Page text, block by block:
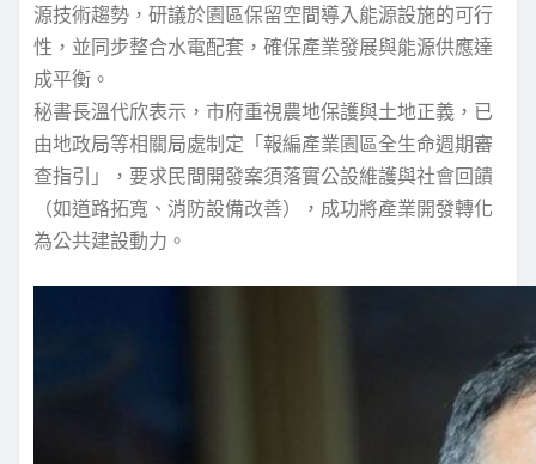
源技術趨勢，研議於園區保留空間導入能源設施的可行
性，並同步整合水電配套，確保產業發展與能源供應達
成平衡。
秘書長溫代欣表示，市府重視農地保護與土地正義，已
由地政局等相關局處制定「報編產業園區全生命週期審
查指引」，要求民間開發案須落實公設維護與社會回饋
（如道路拓寬、消防設備改善），成功將產業開發轉化
為公共建設動力。